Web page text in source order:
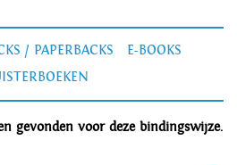
/ PAPERBACKS
E-BOOKS
gevonden voor deze bindingswijze.